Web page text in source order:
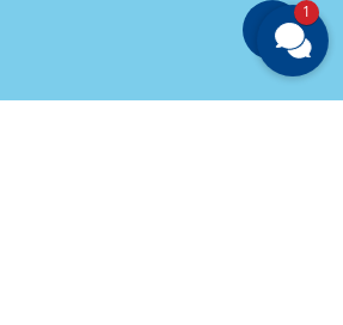
Share
1